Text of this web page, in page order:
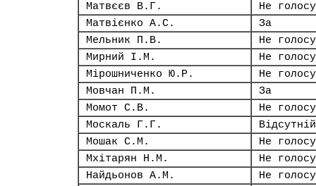
Матвєєв В.Г.
Не
Матвієнко А.С.
За
Мельник П.В.
Не
Мирний І.М.
Не
Мірошниченко Ю.Р.
Не
Мовчан П.М.
За
Момот С.В.
Не
Москаль Г.Г.
Відсутній
Мошак С.М.
Не
Мхітарян Н.М.
Не
Найдьонов А.М.
Не